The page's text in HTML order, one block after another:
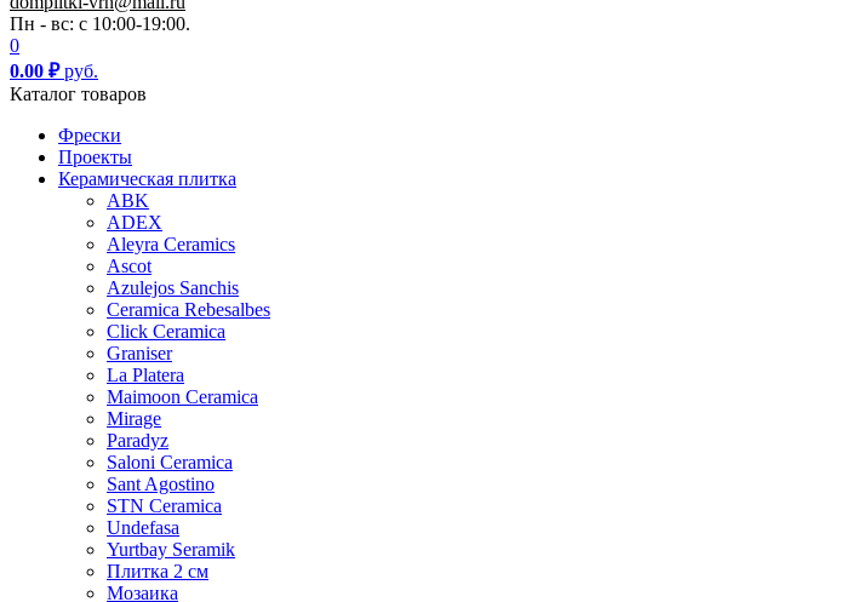
Пн - вс: с 10:00-19:00.
0
0.00 ₽руб.
Каталог товаров
Фрески
Проекты
Керамическая плитка
ABK
ADEX
Aleyra Ceramics
Ascot
Azulejos Sanchis
Ceramica Rebesalbes
Click Ceramica
Graniser
La Platera
Maimoon Ceramica
Mirage
Paradyz
Saloni Ceramica
Sant Agostino
STN Ceramica
Undefasa
Yurtbay Seramik
Плитка 2 см
Мозаика